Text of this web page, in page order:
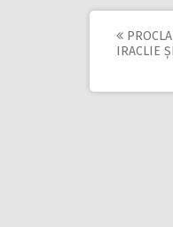
Post
IRACLIE